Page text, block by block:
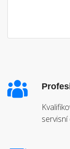
servisní